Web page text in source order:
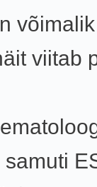
viitab